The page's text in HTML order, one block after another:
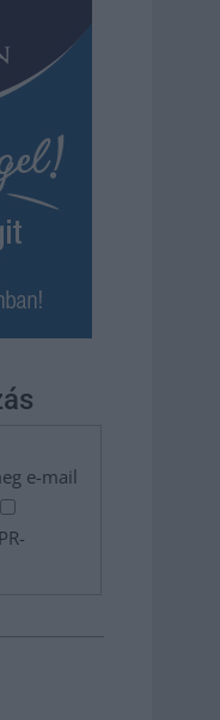
e-mail